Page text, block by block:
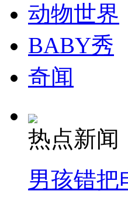
司机酒驾遇交警 急速倒
动物世界
BABY秀
奇闻
热点新闻
男孩错把